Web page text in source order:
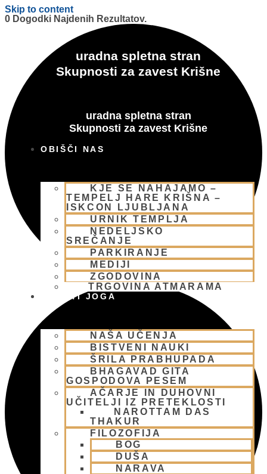
Skip to content
uradna spletna stran
Skupnosti za zavest Krišne
uradna spletna stran
Skupnosti za zavest Krišne
OBIŠČI NAS
KJE SE NAHAJAMO –
TEMPELJ HARE KRIŠNA –
ISKCON LJUBLJANA
URNIK TEMPLJA
NEDELJSKO
SREČANJE
PARKIRANJE
MEDIJI
ZGODOVINA
TRGOVINA ATMARAMA
BHAKTI JOGA
NAŠA UČENJA
BISTVENI NAUKI
ŠRILA PRABHUPADA
BHAGAVAD GITA
GOSPODOVA PESEM
AČARJE IN DUHOVNI
UČITELJI IZ PRETEKLOSTI
NAROTTAM DAS
THAKUR
FILOZOFIJA
BOG
DUŠA
NARAVA
0 Dogodki Najdenih Rezultatov.